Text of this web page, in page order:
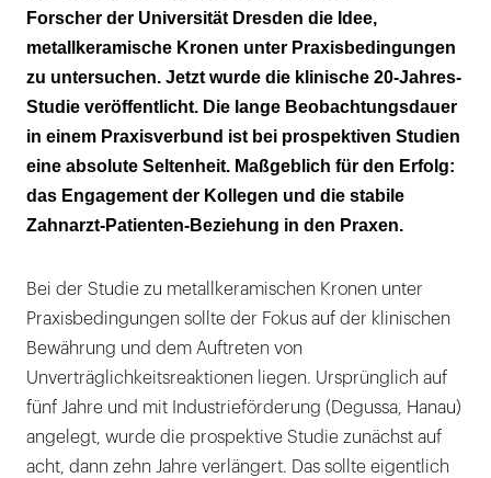
Forschung kann auch Spaß machen
Publikationen im Rahmen der Studie:
Forscher der Universität Dresden die Idee,
metallkeramische Kronen unter Praxisbedingungen
zu untersuchen. Jetzt wurde die klinische 20-Jahres-
Studie veröffentlicht. Die lange Beobachtungsdauer
in einem Praxisverbund ist bei prospektiven Studien
eine absolute Seltenheit. Maßgeblich für den Erfolg:
das Engagement der Kollegen und die stabile
Zahnarzt-Patienten-Beziehung in den Praxen.
Bei der Studie zu metallkeramischen Kronen unter
Praxisbedingungen sollte der Fokus auf der klinischen
Bewährung und dem Auftreten von
Unverträglichkeitsreaktionen liegen. Ursprünglich auf
fünf Jahre und mit Industrieförderung (Degussa, Hanau)
angelegt, wurde die prospektive Studie zunächst auf
acht, dann zehn Jahre verlängert. Das sollte eigentlich